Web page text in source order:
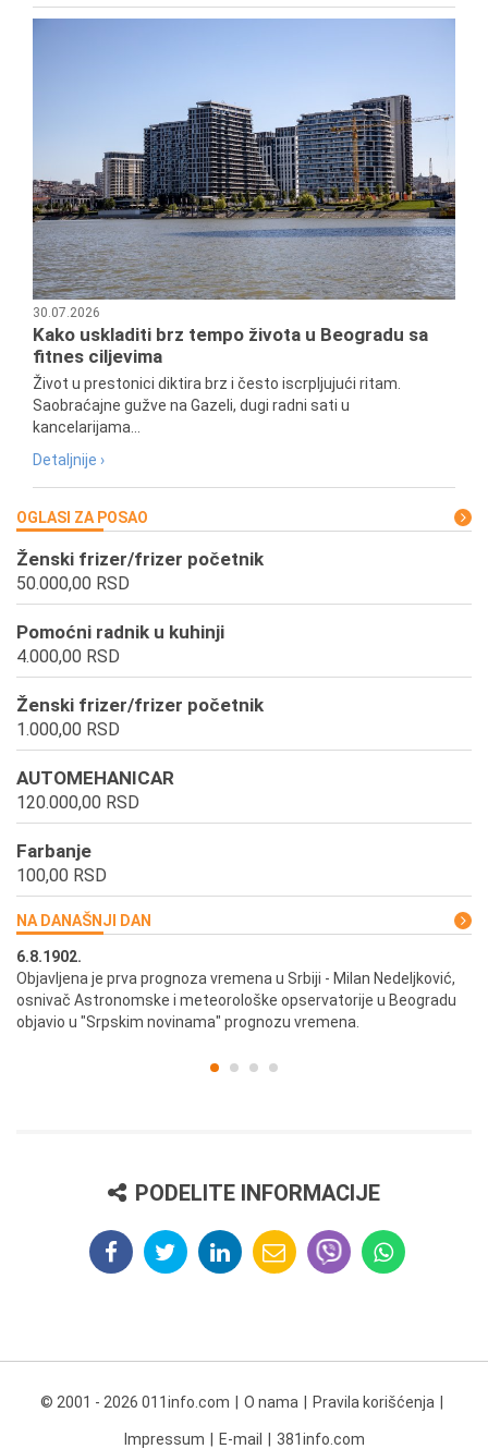
30.07.2026
Kako uskladiti brz tempo života u Beogradu sa
fitnes ciljevima
Život u prestonici diktira brz i često iscrpljujući ritam.
Saobraćajne gužve na Gazeli, dugi radni sati u
kancelarijama...
Detaljnije ›
OGLASI ZA POSAO
Ženski frizer/frizer početnik
50.000,00 RSD
Pomoćni radnik u kuhinji
4.000,00 RSD
Ženski frizer/frizer početnik
1.000,00 RSD
AUTOMEHANICAR
120.000,00 RSD
Farbanje
100,00 RSD
NA DANAŠNJI DAN
6.8.1902.
Objavljena je prva prognoza vremena u Srbiji - Milan Nedeljković,
osnivač Astronomske i meteorološke opservatorije u Beogradu
objavio u "Srpskim novinama" prognozu vremena.
PODELITE INFORMACIJE
© 2001 - 2026 011info.com O nama Pravila korišćenja
Impressum E-mail 381info.com